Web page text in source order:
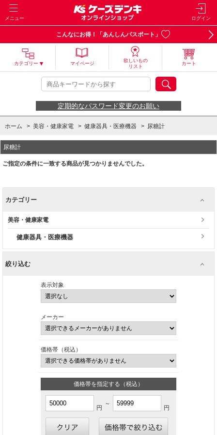
メニュー ログイン
こんなにお得！「あんしんパスポート」
カテゴリー マイページ
欲しいもの
リスト
カート
定期的なパスワード変更のお願い
ホーム > 美容・健康家電 > 健康器具・医療機器 > 尿糖計
尿糖計
ご指定の条件に一致する商品が見つかりませんでした。
カテゴリー
美容・健康家電
健康器具・医療機器
絞り込む
表示対象
メーカー
価格帯（税込）
価格帯を指定する（税込）
円
～
円